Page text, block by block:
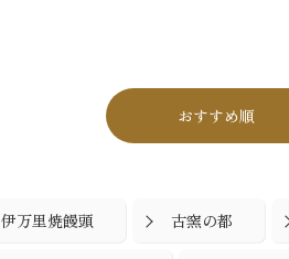
おすすめ順
伊万里焼饅頭 古窯の都